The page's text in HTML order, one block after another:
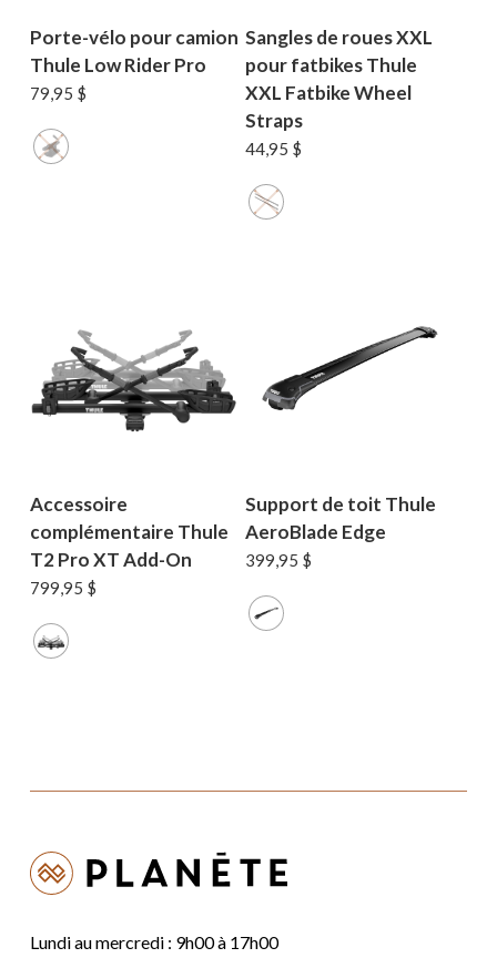
Porte-vélo pour camion
Thule Low Rider Pro
79,95 $
Sangles de roues XXL
pour fatbikes Thule
XXL Fatbike Wheel
Straps
44,95 $
Accessoire
complémentaire Thule
T2 Pro XT Add-On
799,95 $
Support de toit Thule
AeroBlade Edge
399,95 $
Lundi au mercredi : 9h00 à 17h00